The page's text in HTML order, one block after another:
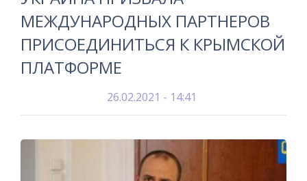
МЕЖДУНАРОДНЫХ ПАРТНЕРОВ
ПРИСОЕДИНИТЬСЯ К КРЫМСКОЙ
ПЛАТФОРМЕ
26.02.2021 - 14:41